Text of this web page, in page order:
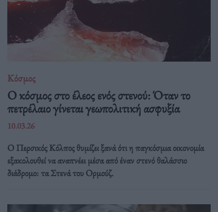
Κόσμος
Ο κόσμος στο έλεος ενός στενού: Όταν το
πετρέλαιο γίνεται γεωπολιτική ασφυξία
10.03.26
Ο Περσικός Κόλπος θυμίζει ξανά ότι η παγκόσμια οικονομία
εξακολουθεί να αναπνέει μέσα από έναν στενό θαλάσσιο
διάδρομο: τα Στενά του Ορμούζ.